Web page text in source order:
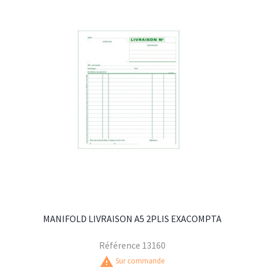
MANIFOLD LIVRAISON A5 2PLIS EXACOMPTA
Référence 13160
warning Sur commande